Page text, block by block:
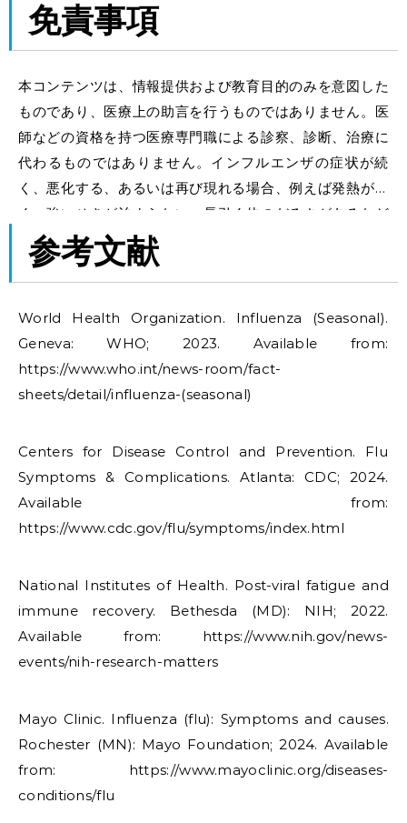
免責事項
本コンテンツは、情報提供および教育目的のみを意図した
ものであり、医療上の助言を行うものではありません。医
師などの資格を持つ医療専門職による診察、診断、治療に
代わるものではありません。インフルエンザの症状が続
く、悪化する、あるいは再び現れる場合、例えば発熱が続
く、強いせきが治まらない、長引く体のだるさがあるなど
のときは、速やかに医師または地域の保健当局に相談して
ください。
参考文献
World Health Organization. Influenza (Seasonal).
Geneva: WHO; 2023. Available from:
https://www.who.int/news-room/fact-
sheets/detail/influenza-(seasonal)
Centers for Disease Control and Prevention. Flu
Symptoms & Complications. Atlanta: CDC; 2024.
Available from:
https://www.cdc.gov/flu/symptoms/index.html
National Institutes of Health. Post-viral fatigue and
immune recovery. Bethesda (MD): NIH; 2022.
Available from: https://www.nih.gov/news-
events/nih-research-matters
Mayo Clinic. Influenza (flu): Symptoms and causes.
Rochester (MN): Mayo Foundation; 2024. Available
from: https://www.mayoclinic.org/diseases-
conditions/flu